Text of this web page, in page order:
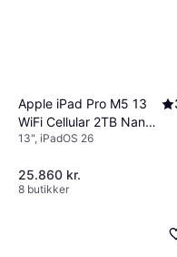
Apple iPad Pro M5 13
WiFi Cellular 2TB Nano
Texture Glass
13", iPadOS 26
25.860 kr.
8 butikker